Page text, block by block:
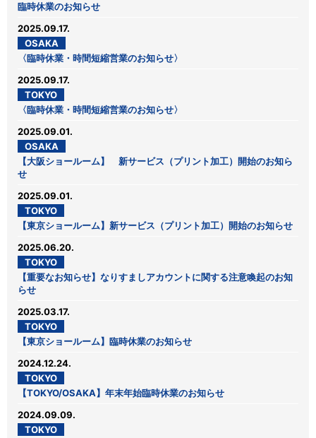
臨時休業のお知らせ
2025.09.17.
OSAKA
〈臨時休業・時間短縮営業のお知らせ〉
2025.09.17.
TOKYO
〈臨時休業・時間短縮営業のお知らせ〉
2025.09.01.
OSAKA
【大阪ショールーム】 新サービス（プリント加工）開始のお知ら
せ
2025.09.01.
TOKYO
【東京ショールーム】新サービス（プリント加工）開始のお知らせ
2025.06.20.
TOKYO
【重要なお知らせ】なりすましアカウントに関する注意喚起のお知
らせ
2025.03.17.
TOKYO
【東京ショールーム】臨時休業のお知らせ
2024.12.24.
TOKYO
【TOKYO/OSAKA】年末年始臨時休業のお知らせ
2024.09.09.
TOKYO